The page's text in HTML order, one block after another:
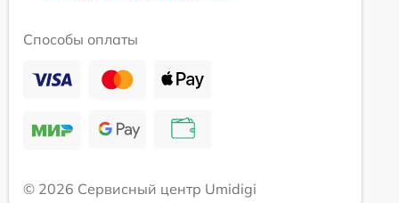
Способы оплаты
© 2026 Сервисный центр Umidigi